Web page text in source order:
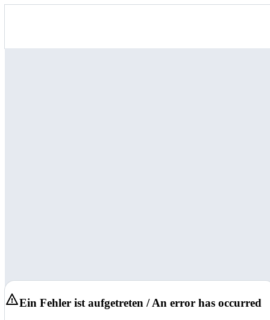
Ein Fehler ist aufgetreten / An error has occurred